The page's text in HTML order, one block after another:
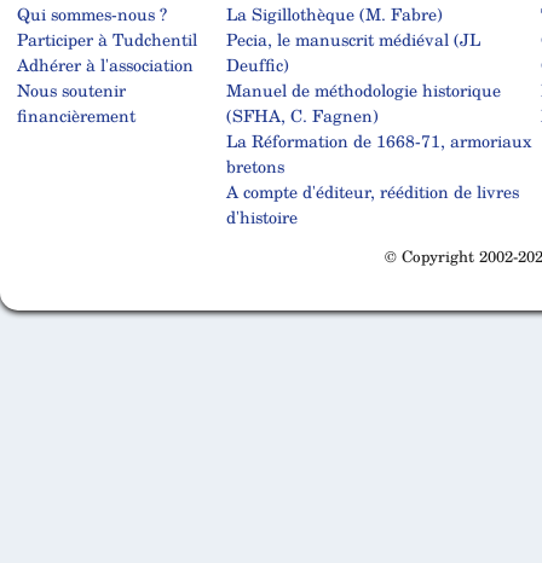
Qui sommes-nous ?
Participer à Tudchentil
Adhérer à l'association
Nous soutenir
financièrement
La Sigillothèque (M. Fabre)
Pecia, le manuscrit médiéval (JL
Deuffic)
Manuel de méthodologie historique
(SFHA, C. Fagnen)
La Réformation de 1668-71, armoriaux
bretons
A compte d'éditeur, réédition de livres
d'histoire
© Copyright 2002-